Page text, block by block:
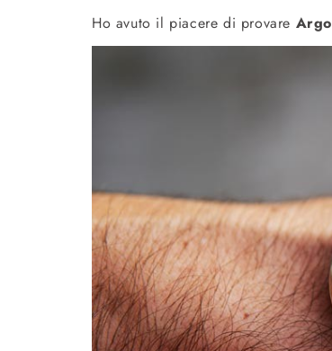
Ho avuto il piacere di provare Argo